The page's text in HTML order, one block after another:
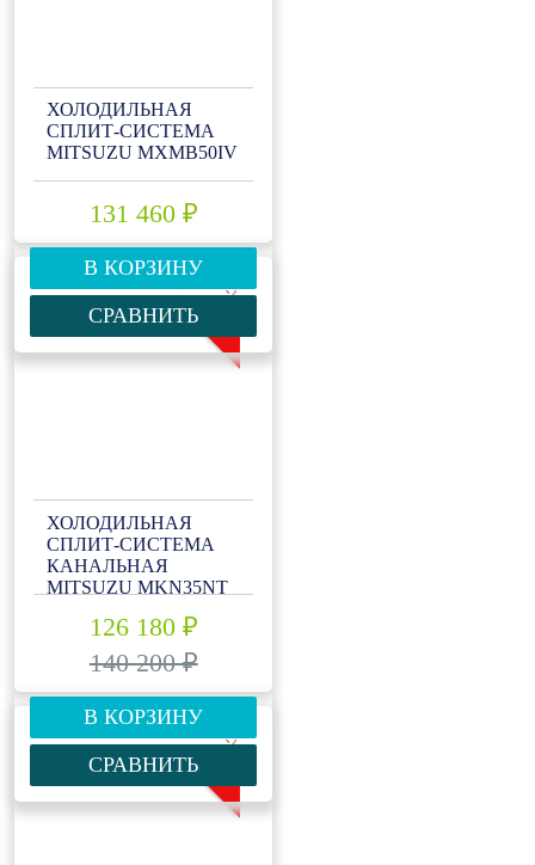
ХОЛОДИЛЬНАЯ
СПЛИТ-СИСТЕМА
MITSUZU MXMB50IV
131 460 ₽
В КОРЗИНУ
СРАВНИТЬ
-10%
ХОЛОДИЛЬНАЯ
СПЛИТ-СИСТЕМА
КАНАЛЬНАЯ
MITSUZU MKN35NT
126 180 ₽
140 200 ₽
В КОРЗИНУ
СРАВНИТЬ
-10%